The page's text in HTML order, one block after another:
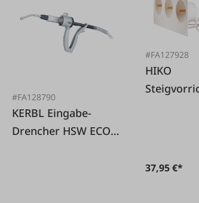
#FA128790
KERBL Eingabe-
Drencher HSW ECO-
#FA127928
HIKO
37,95 €*